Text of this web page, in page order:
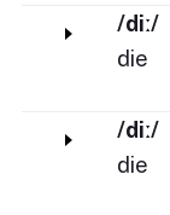
/diː/
die
/diː/
die